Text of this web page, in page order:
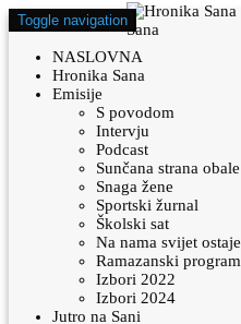
Toggle navigation
NASLOVNA
Hronika Sana
Emisije
S povodom
Intervju
Podcast
Sunčana strana obale
Snaga žene
Sportski žurnal
Školski sat
Na nama svijet ostaje
Ramazanski program
Izbori 2022
Izbori 2024
Jutro na Sani